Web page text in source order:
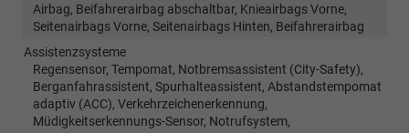
Airbag, Beifahrerairbag abschaltbar, Knieairbags Vorne,
Seitenairbags Vorne, Seitenairbags Hinten, Beifahrerairbag
Assistenzsysteme
Regensensor, Tempomat, Notbremsassistent (City-Safety),
Berganfahrassistent, Spurhalteassistent, Abstandstempomat
adaptiv (ACC), Verkehrzeichenerkennung,
Müdigkeitserkennungs-Sensor, Notrufsystem,